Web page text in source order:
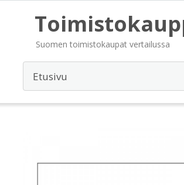
Suomen toimistokaupat vertailussa